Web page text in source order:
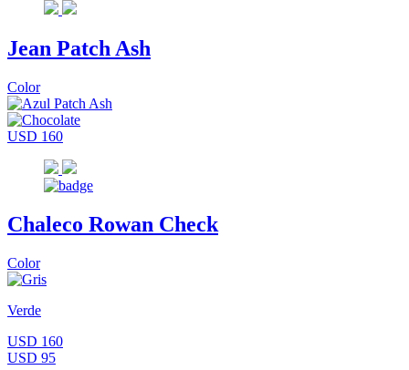
Jean Patch Ash
Color
USD 160
Chaleco Rowan Check
Color
Verde
USD 160
USD 95